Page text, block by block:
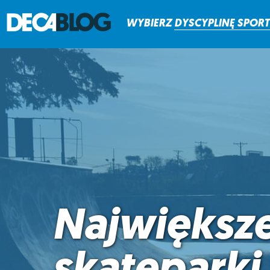
WYBIERZ DYSCYPLINĘ